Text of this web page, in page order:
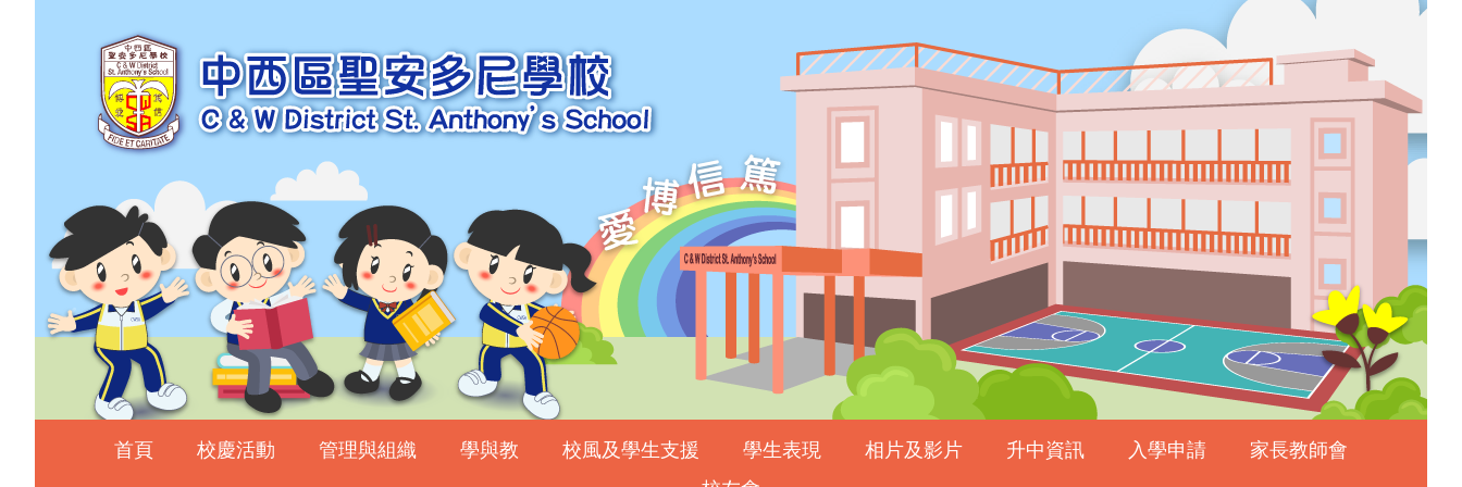
校慶活動
管理與組織
校風及學生支援
學生表現
相片及影片
升中資訊
入學申請
家長教師會首頁 校慶活動 管理與組織 學與教 校風及學生支援 學生表現 相片及影片 升中資訊 入學申請
家長教師會